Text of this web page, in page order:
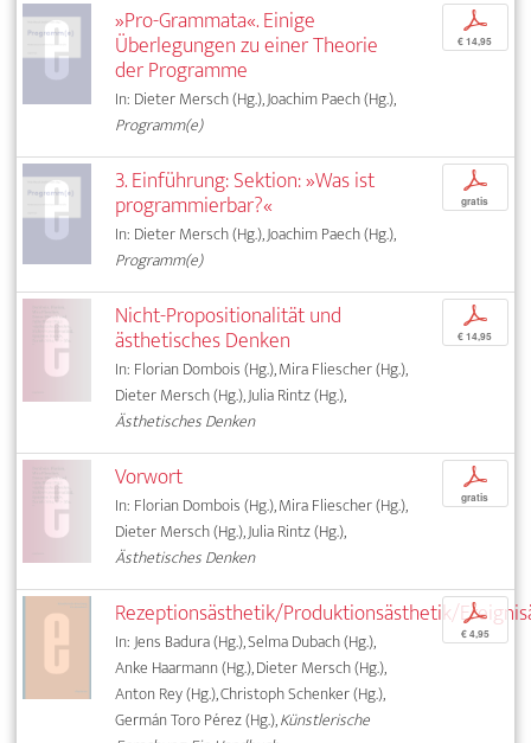
»Pro-Grammata«. Einige
Überlegungen zu einer Theorie
der Programme
In: Dieter Mersch (Hg.), Joachim Paech (Hg.),
Programm(e)
p
€ 14,95
3. Einführung: Sektion: »Was ist
programmierbar?«
In: Dieter Mersch (Hg.), Joachim Paech (Hg.),
Programm(e)
p
gratis
Nicht-Propositionalität und
ästhetisches Denken
In: Florian Dombois (Hg.), Mira Fliescher (Hg.),
Dieter Mersch (Hg.), Julia Rintz (Hg.),
Ästhetisches Denken
p
€ 14,95
Vorwort
In: Florian Dombois (Hg.), Mira Fliescher (Hg.),
Dieter Mersch (Hg.), Julia Rintz (Hg.),
Ästhetisches Denken
p
gratis
Rezeptionsästhetik/Produktionsästhetik/
In: Jens Badura (Hg.), Selma Dubach (Hg.),
Anke Haarmann (Hg.), Dieter Mersch (Hg.),
Anton Rey (Hg.), Christoph Schenker (Hg.),
Germán Toro Pérez (Hg.),Künstlerische
p
€ 4,95